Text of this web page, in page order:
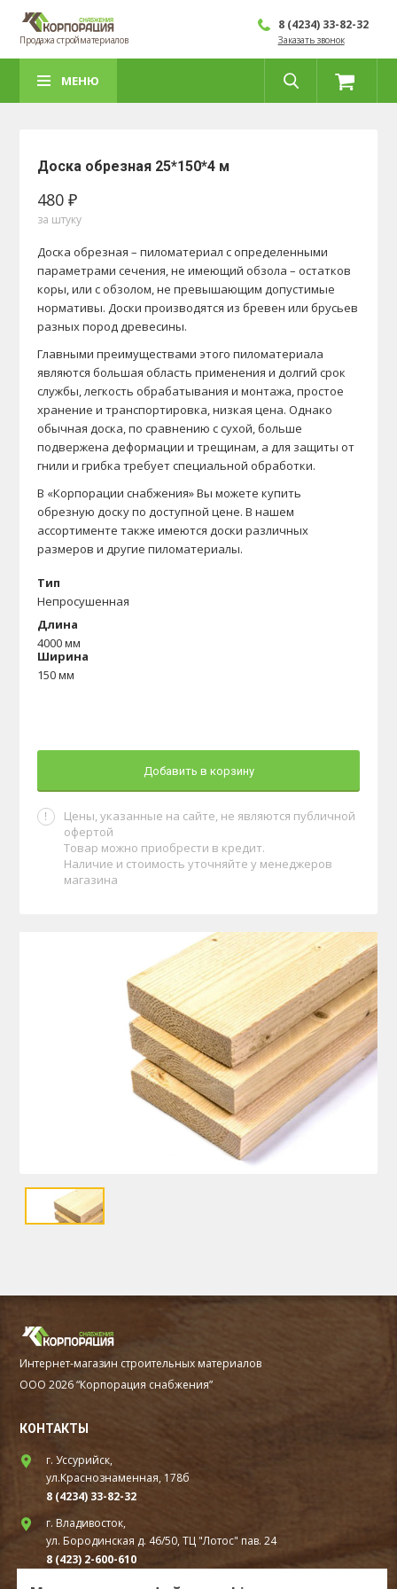
Продажа стройматериалов
8 (4234) 33-82-32
Заказать звонок
МЕНЮ
Доска обрезная 25*150*4 м
480 ₽
за штуку
Доска обрезная – пиломатериал с определенными
параметрами сечения, не имеющий обзола – остатков
коры, или с обзолом, не превышающим допустимые
нормативы. Доски производятся из бревен или брусьев
разных пород древесины.
Главными преимуществами этого пиломатериала
являются большая область применения и долгий срок
службы, легкость обрабатывания и монтажа, простое
хранение и транспортировка, низкая цена. Однако
обычная доска, по сравнению с сухой, больше
подвержена деформации и трещинам, а для защиты от
гнили и грибка требует специальной обработки.
В «Корпорации снабжения» Вы можете купить
обрезную доску по доступной цене. В нашем
ассортименте также имеются доски различных
размеров и другие пиломатериалы.
Тип
Непросушенная
Длина
4000 мм
Ширина
150 мм
Добавить в корзину
Цены, указанные на сайте, не являются публичной
офертой
Товар можно приобрести в кредит.
Наличие и стоимость уточняйте у менеджеров
магазина
Интернет-магазин строительных материалов
ООО 2026 “Корпорация снабжения”
КОНТАКТЫ
г. Уссурийск,
ул.Краснознаменная, 178б
8 (4234) 33-82-32
г. Владивосток,
ул. Бородинская д. 46/50, ТЦ "Лотос" пав. 24
8 (423) 2-600-610